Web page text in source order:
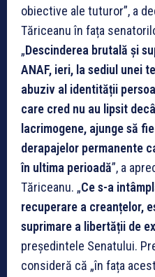
obiective ale tuturor”, a
Tăriceanu în fața
„Descinderea brutală și
ANAF, ieri, la sediul unei
abuziv al identității
care cred nu au lipsit
lacrimogene, ajunge să
derapajelor permanente
în ultima perioadă”, a
Tăriceanu. „Ce s-a
recuperare a creanțelor,
suprimare a libertății de
președintele Senatului.
consideră că „în fața